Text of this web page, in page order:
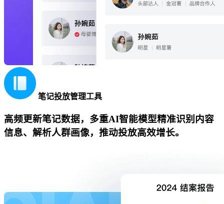
笔记投放管理工具
高频更新笔记数据，多重AI智能模型精准识别内容
信息、解析人群画像，推动投放高效增长。